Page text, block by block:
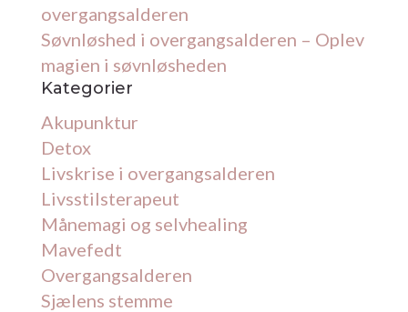
overgangsalderen
Søvnløshed i overgangsalderen – Oplev
magien i søvnløsheden
Kategorier
Akupunktur
Detox
Livskrise i overgangsalderen
Livsstilsterapeut
Månemagi og selvhealing
Mavefedt
Overgangsalderen
Sjælens stemme